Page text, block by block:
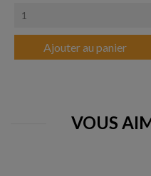
Ajouter au panier
VOUS